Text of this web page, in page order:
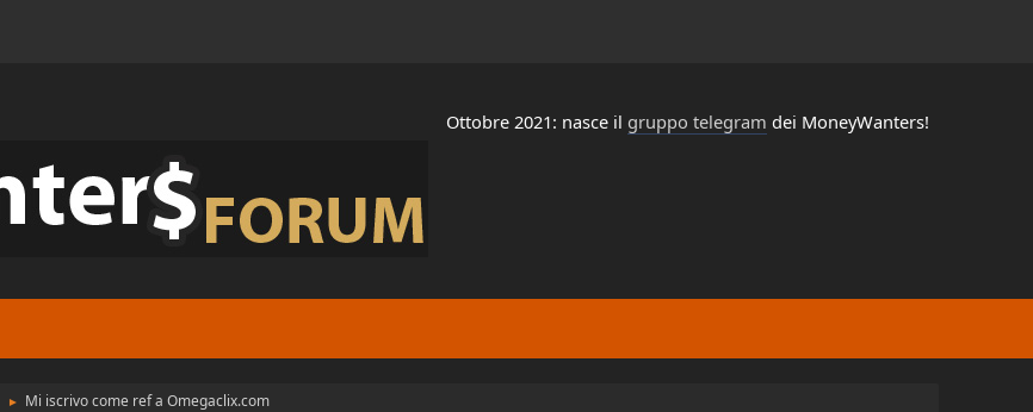
Ottobre 2021: nasce il gruppo telegram dei MoneyWanters!
► Mi iscrivo come ref a Omegaclix.com